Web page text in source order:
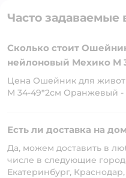
Часто задаваемые
Сколько стоит
нейлоновый Мехико M
Цена Ошейник для
M 34-49*2см Оранжевый -
Есть ли доставка на
Да, можем доставить в
числе в следующие
Екатеринбург,